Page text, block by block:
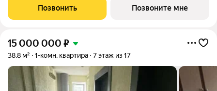
проживанием на время строительства дома Просторная 2-
комнатная квартира. Общая площадь -
Позвонить Позвоните мне
15 000 000 ₽
38,8 м² 1-комн. квартира 7 этаж из 17